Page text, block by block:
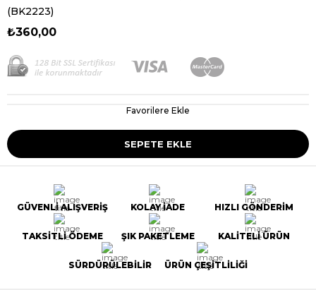
(BK2223)
₺360,00
Favorilere Ekle
GÜVENLİ ALIŞVERİŞ KOLAY İADE HIZLI GÖNDERİM
TAKSİTLİ ÖDEME ŞIK PAKETLEME KALİTELİ ÜRÜN
SÜRDÜRÜLEBİLİR ÜRÜN ÇEŞİTLİLİĞİ